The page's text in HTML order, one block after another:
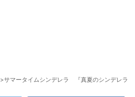
>サマータイムシンデレラ 『真夏のシンデレ